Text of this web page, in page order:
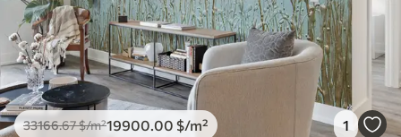
33166.67$/m²19900.00 $/m² 1